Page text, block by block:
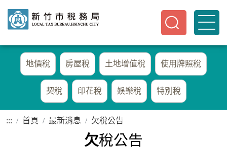
地價稅 房屋稅 土地增值稅 使用牌照稅
契稅 印花稅 娛樂稅 特別稅
::: 首頁 最新消息 欠稅公告
欠稅公告